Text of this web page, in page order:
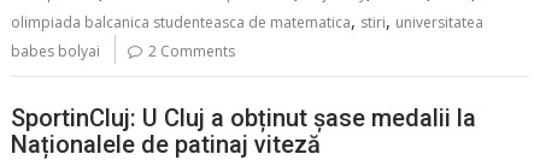
olimpiada balcanica studenteasca de matematica, stiri, universitatea
babes bolyai
2 Comments
SportinCluj: U Cluj a obținut șase medalii la
Naționalele de patinaj viteză